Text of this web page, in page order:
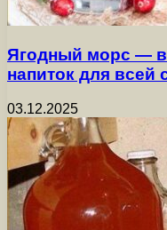
Ягодный морс —
напиток для всей
03.12.2025